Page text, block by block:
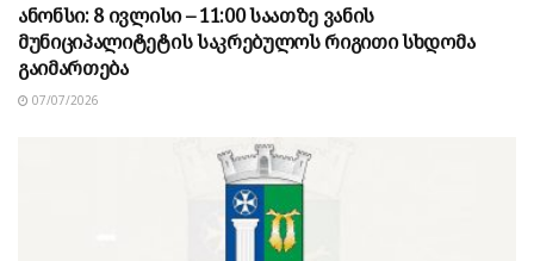
ანონსი: 8 ივლისი – 11:00 საათზე ვანის
მუნიციპალიტეტის საკრებულოს რიგითი სხდომა
გაიმართება
07/07/2026